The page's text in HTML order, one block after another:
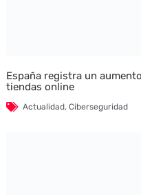
España registra un
tiendas online
Actualidad, Ciberseguridad